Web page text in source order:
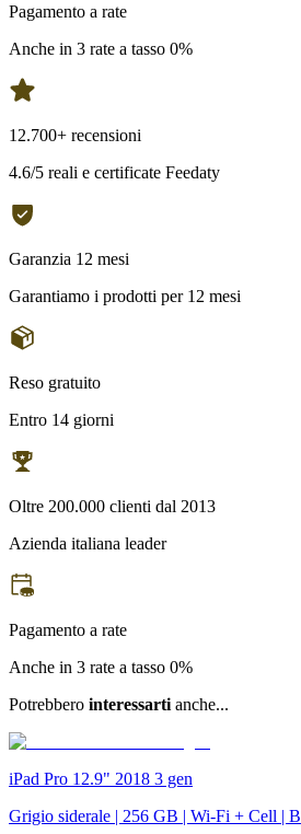
Pagamento a rate
Anche in 3 rate a tasso 0%
12.700+ recensioni
4.6/5 reali e certificate Feedaty
Garanzia 12 mesi
Garantiamo i prodotti per 12 mesi
Reso gratuito
Entro 14 giorni
Oltre 200.000 clienti dal 2013
Azienda italiana leader
Pagamento a rate
Anche in 3 rate a tasso 0%
Potrebbero interessarti anche...
iPad Pro 12.9" 2018 3 gen
Grigio siderale | 256 GB | Wi-Fi + Cell | B